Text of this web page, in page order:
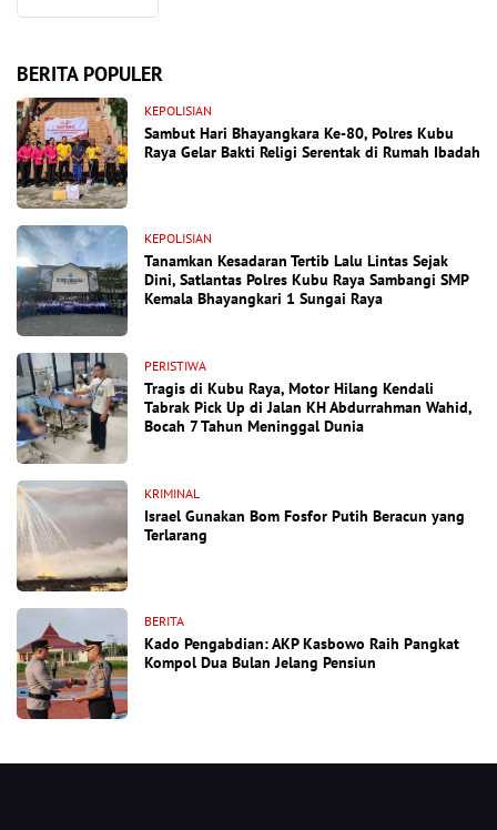
BERITA POPULER
KEPOLISIAN
Sambut Hari Bhayangkara Ke-80, Polres Kubu
Raya Gelar Bakti Religi Serentak di Rumah Ibadah
KEPOLISIAN
Tanamkan Kesadaran Tertib Lalu Lintas Sejak
Dini, Satlantas Polres Kubu Raya Sambangi SMP
Kemala Bhayangkari 1 Sungai Raya
PERISTIWA
Tragis di Kubu Raya, Motor Hilang Kendali
Tabrak Pick Up di Jalan KH Abdurrahman Wahid,
Bocah 7 Tahun Meninggal Dunia
KRIMINAL
Israel Gunakan Bom Fosfor Putih Beracun yang
Terlarang
BERITA
Kado Pengabdian: AKP Kasbowo Raih Pangkat
Kompol Dua Bulan Jelang Pensiun